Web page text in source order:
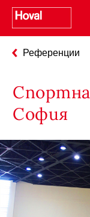
Референции
Спортна
София